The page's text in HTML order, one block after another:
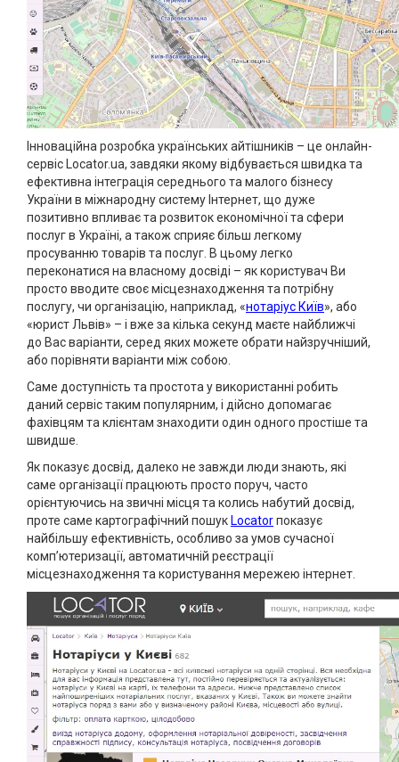
Інноваційна розробка українських айтішників – це онлайн-
сервіс Locator.ua, завдяки якому відбувається швидка та
ефективна інтеграція середнього та малого бізнесу
України в міжнародну систему Інтернет, що дуже
позитивно впливає та розвиток економічної та сфери
послуг в Україні, а також сприяє більш легкому
просуванню товарів та послуг. В цьому легко
переконатися на власному досвіді – як користувач Ви
просто вводите своє місцезнаходження та потрібну
послугу, чи організацію, наприклад, «нотаріус Київ», або
«юрист Львів» – і вже за кілька секунд маєте найближчі
до Вас варіанти, серед яких можете обрати найзручніший,
або порівняти варіанти між собою.
Саме доступність та простота у використанні робить
даний сервіс таким популярним, і дійсно допомагає
фахівцям та клієнтам знаходити один одного простіше та
швидше.
Як показує досвід, далеко не завжди люди знають, які
саме організації працюють просто поруч, часто
орієнтуючись на звичні місця та колись набутий досвід,
проте саме картографічний пошук Locatorпоказує
найбільшу ефективність, особливо за умов сучасної
комп’ютеризації, автоматичній реєстрації
місцезнаходження та користування мережею інтернет.